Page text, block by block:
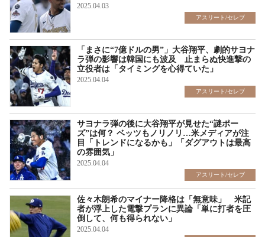
2025.04.03
アスリート/セレブ
「まさに“7億ドルの男”」大谷翔平、劇的サヨナ
ラ弾の影響は韓国にも波及 止まらぬ快進撃の
立役者は「タイミングを心得ていた」
2025.04.04
アスリート/セレブ
サヨナラ弾の後に大谷翔平が見せた“謎ポー
ズ”は何？ ベッツもノリノリ…米メディアが注
目「トレンドになるかも」「ダグアウトは最高
の雰囲気」
2025.04.04
アスリート/セレブ
佐々木朗希のマイナー降格は「無意味」 米記
者が浮上した電撃プランに異論「単に打者を圧
倒して、何も得られない」
2025.04.04